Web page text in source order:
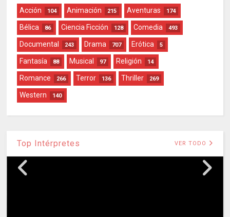
Acción 104 Animación 215 Aventuras 174
Bélica 86 Ciencia Ficción 128 Comedia 493
Documental 243 Drama 707 Erótica 5
Fantasía 88 Musical 97 Religión 14
Romance 266 Terror 136 Thriller 269
Western 140
Top Intérpretes VER TODO